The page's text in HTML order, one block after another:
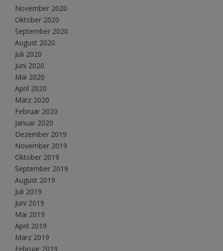
November 2020
Oktober 2020
September 2020
August 2020
Juli 2020
Juni 2020
Mai 2020
April 2020
März 2020
Februar 2020
Januar 2020
Dezember 2019
November 2019
Oktober 2019
September 2019
August 2019
Juli 2019
Juni 2019
Mai 2019
April 2019
März 2019
Februar 2019